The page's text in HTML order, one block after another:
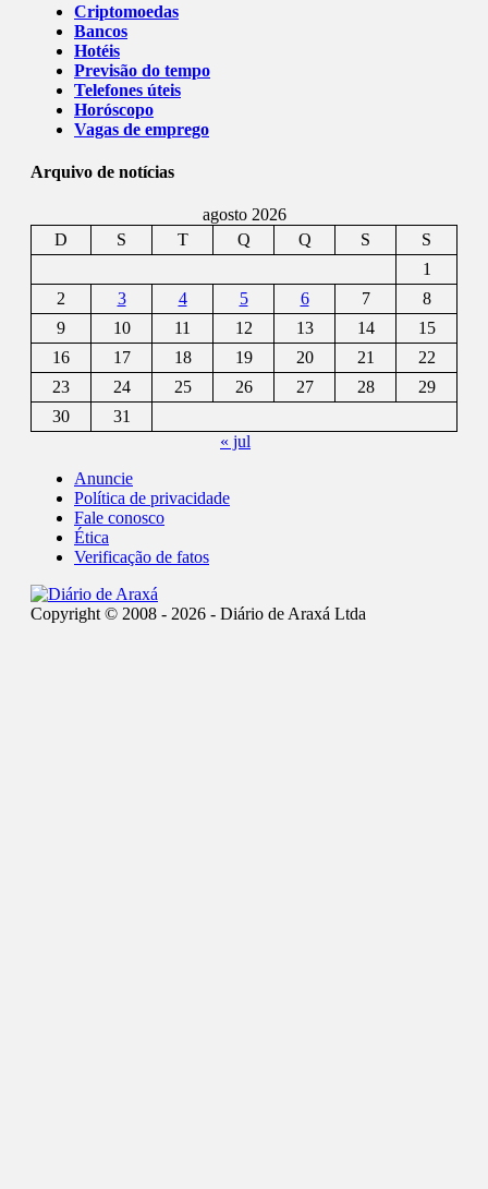
Criptomoedas
Bancos
Hotéis
Previsão do tempo
Telefones úteis
Horóscopo
Vagas de emprego
Arquivo de notícias
agosto 2026
D
S T Q Q S
S
1
2
3 4 5 6 7
8
9
10 11 12 13 14
15
16
17 18 19 20 21
22
23
24 25 26 27 28
29
30
31
« jul
Anuncie
Política de privacidade
Fale conosco
Ética
Verificação de fatos
Copyright © 2008 - 2026 - Diário de Araxá Ltda